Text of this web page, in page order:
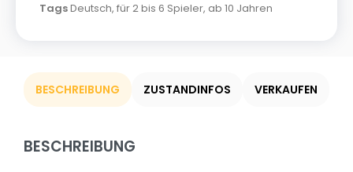
TagsDeutsch, für 2 bis 6 Spieler, ab 10 Jahren
BESCHREIBUNG ZUSTANDINFOS VERKAUFEN
BESCHREIBUNG